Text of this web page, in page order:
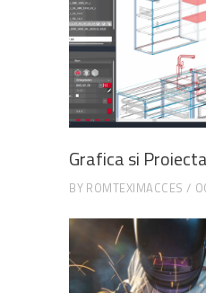
Grafica si
BY ROMTEXIMACCES